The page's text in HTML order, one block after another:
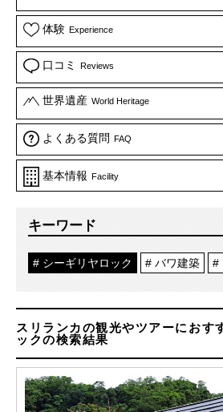
体験 Experience
口コミ Reviews
世界遺産 World Heritage
よくある質問 FAQ
基本情報 Facility
キーワード
シーギリヤロック バワ建築
スリランカの観光やツアーにおす
ックの検索結果